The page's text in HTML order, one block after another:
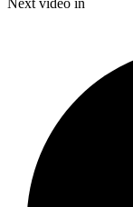
Next video in